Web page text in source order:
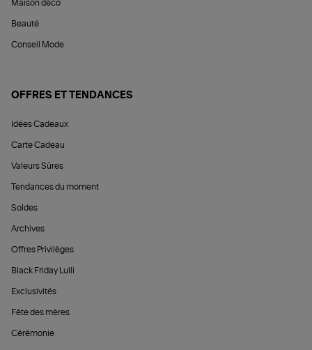
Maison déco
Beauté
Conseil Mode
OFFRES ET TENDANCES
Idées Cadeaux
Carte Cadeau
Valeurs Sûres
Tendances du moment
Soldes
Archives
Offres Privilèges
Black Friday Lulli
Exclusivités
Fête des mères
Cérémonie